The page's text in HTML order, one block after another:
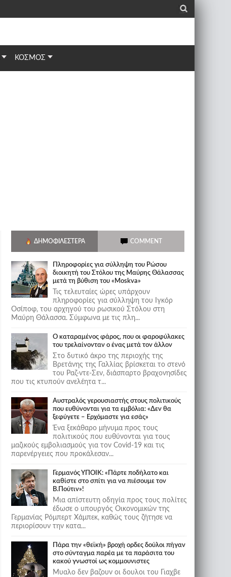
_
ΚΟΣΜΟΣ
ΔΗΜΟΦΙΛΈΣΤΕΡΑ COMMENT
Πληροφορίες για σύλληψη του Ρώσου
διοικητή του Στόλου της Mαύρης Θάλασσας
μετά τη βύθιση του «Moskva»
Τις τελευταίες ώρες υπάρχουν
πληροφορίες για σύλληψη του Ιγκόρ
Οσίποφ, του αρχηγού του ρωσικού Στόλου στη
Μαύρη Θάλασσα. Σύμφωνα με τις πλη...
Ο καταραμένος φάρος, που οι φαροφύλακες
του τρελαίνονταν ο ένας μετά τον άλλον
Στο δυτικό άκρο της περιοχής της
Βρετάνης της Γαλλίας βρίσκεται το στενό
του Ραζ-ντε-Σεν, διάσπαρτο βραχονησίδες
που τις κτυπούν ανελέητα τ...
Αυστραλός γερουσιαστής στους πολιτικούς
που ευθύνονται για τα εμβόλια: «Δεν θα
ξεφύγετε – Ερχόμαστε για εσάς»
Ένα ξεκάθαρο μήνυμα προς τους
πολιτικούς που ευθύνονται για τους
μαζικούς εμβολιασμούς για τον Covid-19 και τις
παρενέργειες που προκάλεσαν...
Γερμανός ΥΠΟΙΚ: «Πάρτε ποδήλατο και
καθίστε στο σπίτι για να πιέσουμε τον
Β.Πούτιν»!
Μια απίστευτη οδηγία προς τους πολίτες
έδωσε ο υπουργός Οικονομικών της
Γερμανίας Ρόμπερτ Χάμπεκ, καθώς τους ζήτησε να
περιορίσουν την κατα...
Πάρα την «θεϊκή» βροχή ορδες δούλοι πήγαν
στο σύνταγμα παρέα με τα παράσιτα του
κακού γνωστοί ως κομμουνιστες
Μυαλο δεν βαζουν οι δουλοι του Γιαχβε